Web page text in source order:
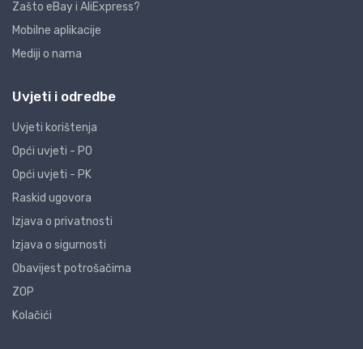
Zašto eBay i AliExpress?
Mobilne aplikacije
Mediji o nama
Uvjeti i odredbe
Uvjeti korištenja
Opći uvjeti - PO
Opći uvjeti - PK
Raskid ugovora
Izjava o privatnosti
Izjava o sigurnosti
Obavijest potrošačima
ZOP
Kolačići